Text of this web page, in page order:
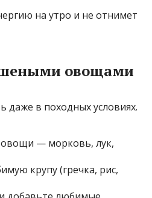
на утро и не отнимет
овощами
даже в походных условиях.
— морковь, лук,
крупу (гречка, рис,